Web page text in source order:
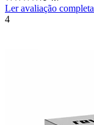
Ler avaliação completa
4